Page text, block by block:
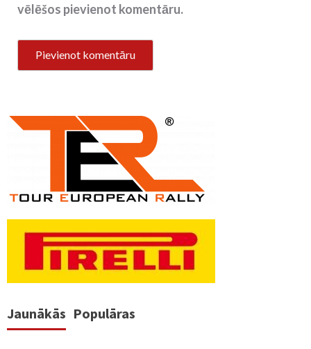
vēlēšos pievienot komentāru.
Jaunākās Populāras